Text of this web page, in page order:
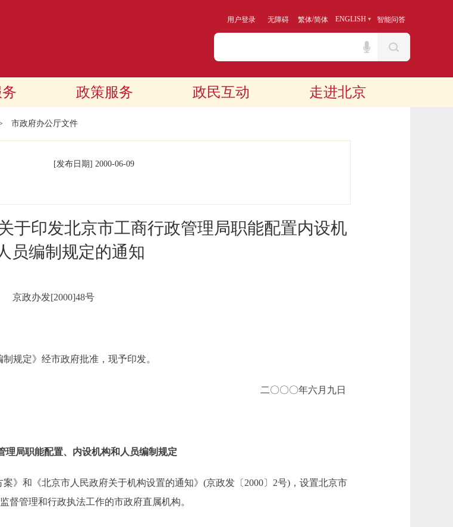
用户登录 无障碍 繁体/简体 ENGLISH 智能问答
政策服务 政民互动 走进北京
市政府办公厅文件
[发布日期] 2000-06-09
于印发北京市工商行政管理局职能配置内设机
员编制规定的通知
京政办发[2000]48号
定》经市政府批准，现予印发。
二〇〇〇年六月九日
理局职能配置、内设机构和人员编制规定
和《北京市人民政府关于机构设置的通知》(京政发〔2000〕2号)，设置北京市
督管理和行政执法工作的市政府直属机构。